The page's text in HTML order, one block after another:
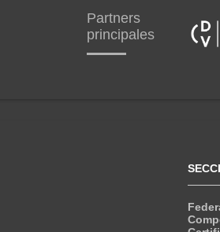
Partners
principales